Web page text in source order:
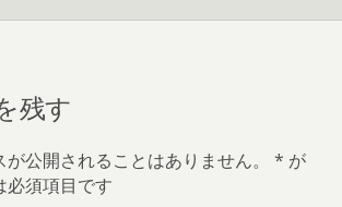
残す
公開されることはありません。 * が
必須項目です